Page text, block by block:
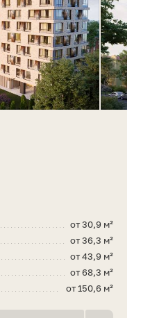
от 30,9 м²
от 36,3 м²
от 43,9 м²
от 68,3 м²
от 150,6 м²